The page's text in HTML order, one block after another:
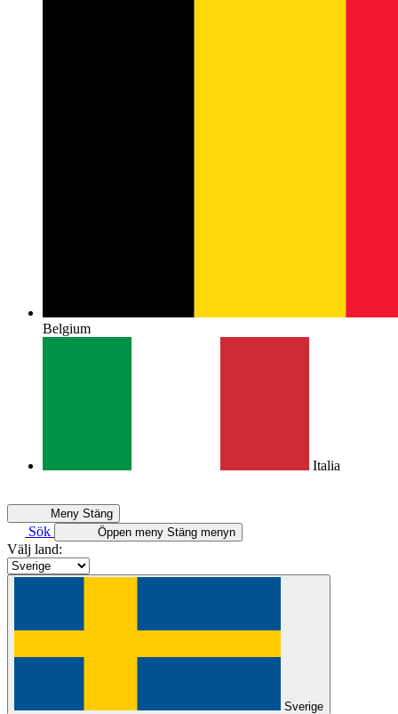
Belgium
Italia
Meny Stäng
Sök Öppen meny Stäng menyn
Välj land:
Sverige